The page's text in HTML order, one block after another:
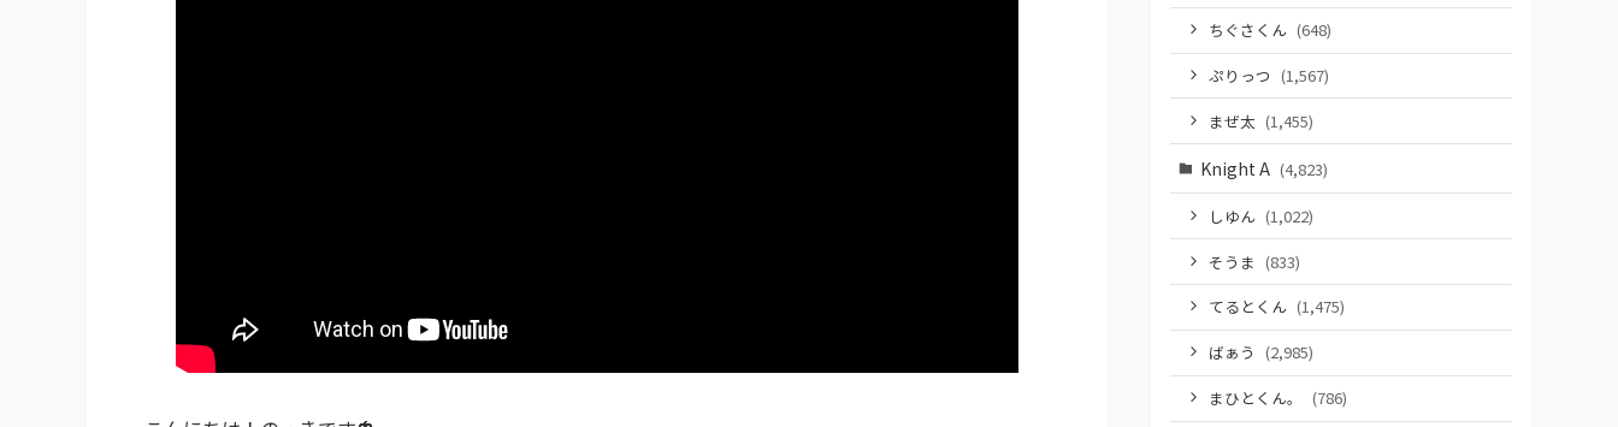
ちぐさくん (648)
ぷりっつ (1,567)
まぜ太 (1,455)
Knight A (4,823)
しゆん (1,022)
そうま (833)
てるとくん (1,475)
ばぁう (2,985)
まひとくん。
(786)